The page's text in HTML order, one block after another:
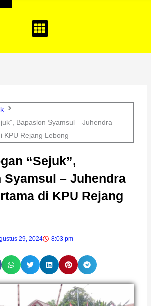
Bapaslon Syamsul – Juhendra
KPU Rejang Lebong
“Sejuk”,
Syamsul – Juhendra
di KPU Rejang
29, 2024 8:03 pm